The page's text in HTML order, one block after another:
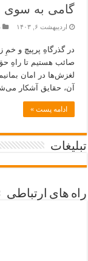
گامی به سوی
اردیبهشت ۶, ۱۴۰۳
در گذرگاهِ پرپیچ و
صائب هستیم تا راهِ
لغزش‌ها در امان
آن، حقایق آشکار
ادامه پست »
تبلیغات
راه های ارتباطی